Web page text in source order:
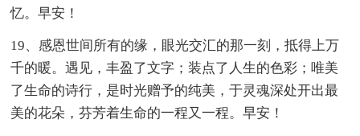
忆。早安！
19、感恩世间所有的缘，眼光交汇的那一刻，抵得上万
千的暖。遇见，丰盈了文字；装点了人生的色彩；唯美
了生命的诗行，是时光赠予的纯美，于灵魂深处开出最
美的花朵，芬芳着生命的一程又一程。早安！